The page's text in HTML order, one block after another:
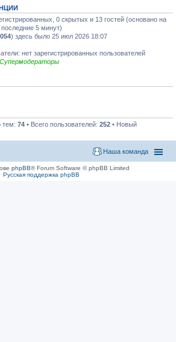
0 скрытых и 13 гостей (основано на
последние 5 минут)
) здесь было 25 июл 2026 18:07
нет зарегистрированных пользователей
Супермодераторы
тем: 74 • Всего пользователей: 252 • Новый
Наша команда
phpBB® Forum Software © phpBB Limited
Русская поддержка phpBB